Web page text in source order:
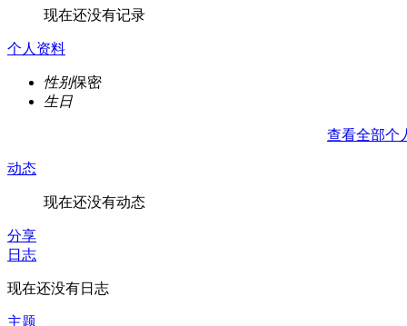
现在还没有记录
个人资料
性别保密
生日
查看全部个
动态
现在还没有动态
分享
日志
现在还没有日志
主题